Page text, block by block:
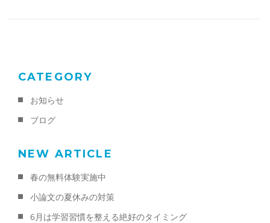
CATEGORY
お知らせ
ブログ
NEW ARTICLE
春の無料体験実施中
小論文の夏休みの対策
6月は学習習慣を整える絶好のタイミング